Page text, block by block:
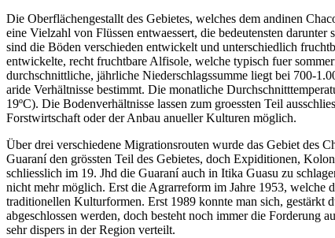
Die Oberflächengestallt des Gebietes, welches dem andinen
eine Vielzahl von Flüssen entwaessert, die bedeutensten
sind die Böden verschieden entwickelt und unterschiedlich
entwickelte, recht fruchtbare Alfisole, welche typisch fuer
durchschnittliche, jährliche Niederschlagssumme liegt bei 700-
aride Verhältnisse bestimmt. Die monatliche
19ºC). Die Bodenverhältnisse lassen zum groessten Teil
Forstwirtschaft oder der Anbau anueller Kulturen möglich.
Über drei verschiedene Migrationsrouten wurde das Gebiet des
Guaraní den grössten Teil des Gebietes, doch Expiditionen,
schliesslich im 19. Jhd die Guaraní auch in Itika Guasu zu
nicht mehr möglich. Erst die Agrarreform im Jahre 1953, welche
traditionellen Kulturformen. Erst 1989 konnte man sich, gestärkt
abgeschlossen werden, doch besteht noch immer die Forderung
sehr dispers in der Region verteilt.